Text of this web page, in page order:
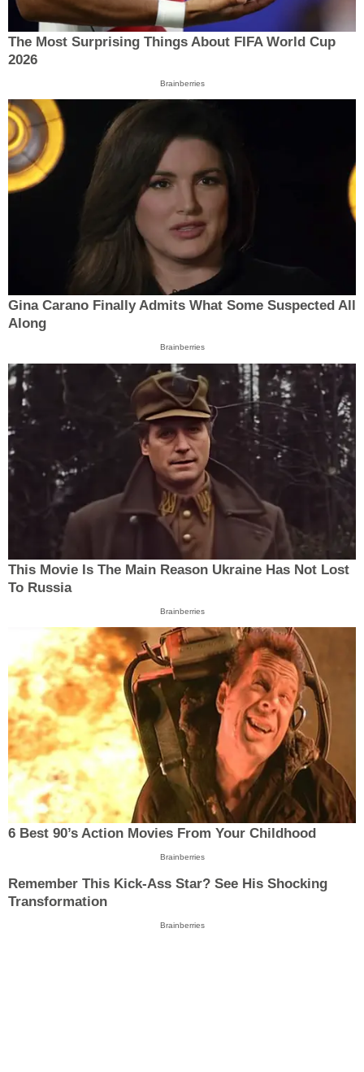
The Most Surprising Things About FIFA World Cup
2026
Brainberries
Gina Carano Finally Admits What Some Suspected All
Along
Brainberries
This Movie Is The Main Reason Ukraine Has Not Lost
To Russia
Brainberries
6 Best 90’s Action Movies From Your Childhood
Brainberries
Remember This Kick-Ass Star? See His Shocking
Transformation
Brainberries